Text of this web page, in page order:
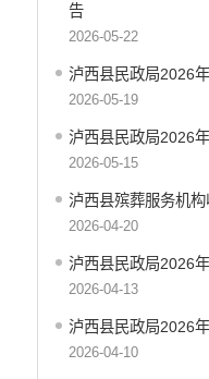
财政预决算
乡村振兴
公务员管理
疫情防控
养老服务
生态环境
食品药品监管
产品质量
义务教育
医疗卫生
应急预案
告
2026-05-22
泸西县民政局2026
2026-05-19
泸西县民政局2026
2026-05-15
泸西县殡葬服务机
2026-04-20
泸西县民政局2026
2026-04-13
泸西县民政局2026
2026-04-10